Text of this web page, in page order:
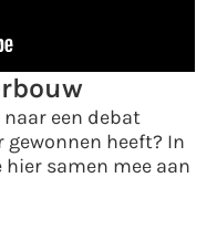
een debat
gewonnen heeft? In
hier samen mee aan